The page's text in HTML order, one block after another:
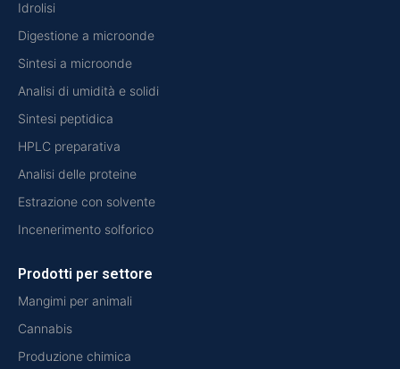
Idrolisi
Digestione a microonde
Sintesi a microonde
Analisi di umidità e solidi
Sintesi peptidica
HPLC preparativa
Analisi delle proteine
Estrazione con solvente
Incenerimento solforico
Prodotti per settore
Mangimi per animali
Cannabis
Produzione chimica